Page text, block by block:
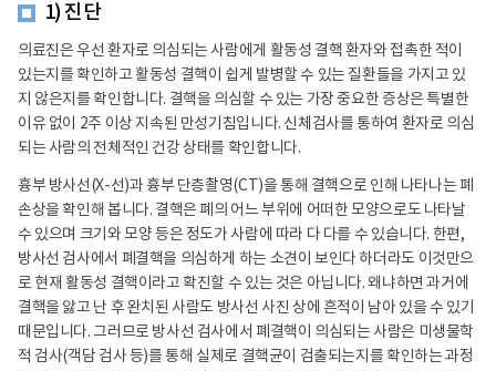
1) 진단
의료진은 우선 환자로 의심되는 사람에게 활동성 결핵 환자와 접촉한 적이
있는지를 확인하고 활동성 결핵이 쉽게 발병할 수 있는 질환들을 가지고 있
지 않은지를 확인합니다. 결핵을 의심할 수 있는 가장 중요한 증상은 특별한
이유 없이 2주 이상 지속된 만성기침입니다. 신체검사를 통하여 환자로 의심
되는 사람의 전체적인 건강 상태를 확인합니다.
흉부 방사선(X-선)과 흉부 단층촬영(CT)을 통해 결핵으로 인해 나타나는 폐
손상을 확인해 봅니다. 결핵은 폐의 어느 부위에 어떠한 모양으로도 나타날
수 있으며 크기와 모양 등은 정도가 사람에 따라 다 다를 수 있습니다. 한편,
방사선 검사에서 폐결핵을 의심하게 하는 소견이 보인다 하더라도 이것만으
로 현재 활동성 결핵이라고 확진할 수 있는 것은 아닙니다. 왜냐하면 과거에
결핵을 앓고 난 후 완치된 사람도 방사선 사진 상에 흔적이 남아 있을 수 있기
때문입니다. 그러므로 방사선 검사에서 폐결핵이 의심되는 사람은 미생물학
적 검사(객담 검사 등)를 통해 실제로 결핵균이 검출되는지를 확인하는 과정